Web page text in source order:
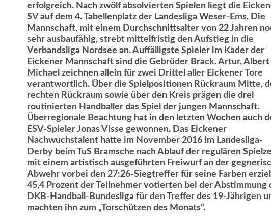
erfolgreich. Nach zwölf absolvierten Spielen liegt die
SV auf dem 4. Tabellenplatz der Landesliga Weser-Ems. Die
Mannschaft, mit einem Durchschnittsalter von 22 Jahren
sehr ausbaufähig, strebt mittelfristig den Aufstieg in die
Verbandsliga Nordsee an. Auffälligste Spieler im Kader der
Eickener Mannschaft sind die Gebrüder Brack. Artur, Albert
Michael zeichnen allein für zwei Drittel aller Eickener Tore
verantwortlich. Über die Spielpositionen Rückraum Mitte,
rechten Rückraum sowie über den Kreis prägen die drei
routinierten Handballer das Spiel der jungen Mannschaft.
Überregionale Beachtung hat in den letzten Wochen auch
ESV-Spieler Jonas Visse gewonnen. Das Eickener
Nachwuchstalent hatte im November 2016 im Landesliga-
Derby beim TuS Bramsche nach Ablauf der regulären
mit einem artistisch ausgeführten Freiwurf an der
Abwehr vorbei den 27:26-Siegtreffer für seine Farben
45,4 Prozent der Teilnehmer votierten bei der Abstimmung
DKB-Handball-Bundesliga für den Treffer des 19-Jährigen
machten ihn zum „Torschützen des Monats“.